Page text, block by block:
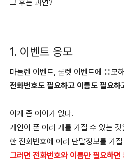
그 후는 과연?
1. 이벤트 응모
마들렌 이벤트, 룰렛 이벤트에 응모
전화번호도 필요하고 이름도 필요하
이게 좀 어이가 없다.
개인이 폰 여러 개를 가질 수 있는
한 전화번호에 여러 단말정보를 가
그러면 전화번호와 이름만 필요하